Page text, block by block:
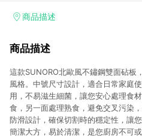
加入WOW會員告別湊免運，火箭速配
商品描述
商品描述
這款SUNORO北歐風不鏽鋼雙面砧板
風格。中號尺寸設計，適合日常家庭
用，不易滋生細菌，讓您安心處理食
食，另一面處理熟食，避免交叉污染
防滑設計，確保切割時的穩定性，讓
簡潔大方，易於清潔，是您廚房不可或